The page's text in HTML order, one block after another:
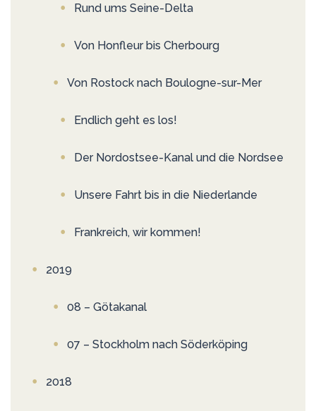
Rund ums Seine-Delta
Von Honfleur bis Cherbourg
Von Rostock nach Boulogne-sur-Mer
Endlich geht es los!
Der Nordostsee-Kanal und die Nordsee
Unsere Fahrt bis in die Niederlande
Frankreich, wir kommen!
2019
08 – Götakanal
07 – Stockholm nach Söderköping
2018